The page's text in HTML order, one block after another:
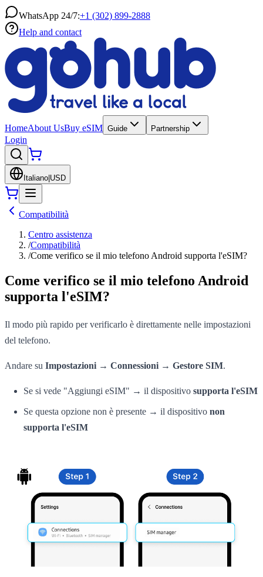
WhatsApp 24/7:+1 (302) 899-2888
Help and contact
HomeAbout UsBuy eSIM Guide Partnership
Login
Italiano USD
Compatibilità
Centro assistenza
/Compatibilità
/Come verifico se il mio telefono Android supporta l'eSIM?
Come verifico se il mio telefono Android
supporta l'eSIM?
Il modo più rapido per verificarlo è direttamente nelle impostazioni
del telefono.
Andare su Impostazioni → Connessioni → Gestore SIM.
Se si vede "Aggiungi eSIM" → il dispositivo supporta l'eSIM
Se questa opzione non è presente → il dispositivo non
supporta l'eSIM